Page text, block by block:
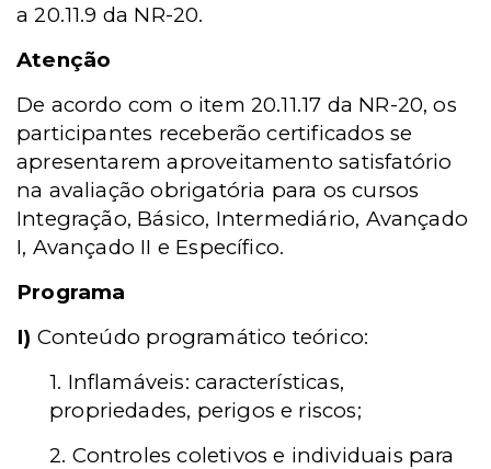
a 20.11.9 da NR-20.
Atenção
De acordo com o item 20.11.17 da NR-20, os
participantes receberão certificados se
apresentarem aproveitamento satisfatório
na avaliação obrigatória para os cursos
Integração, Básico, Intermediário, Avançado
I, Avançado II e Específico.
Programa
I) Conteúdo programático teórico:
1. Inflamáveis: características,
propriedades, perigos e riscos;
2. Controles coletivos e individuais para